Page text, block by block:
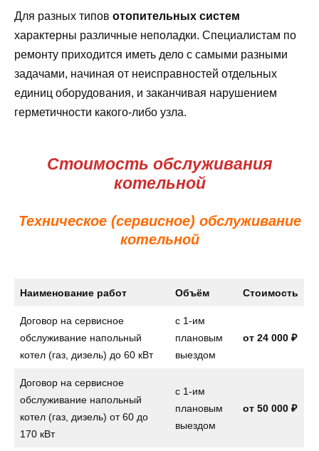
Для разных типов отопительных систем
характерны различные неполадки. Специалистам по
ремонту приходится иметь дело с самыми разными
задачами, начиная от неисправностей отдельных
единиц оборудования, и заканчивая нарушением
герметичности какого-либо узла.
Стоимость обслуживания
котельной
Техническое (сервисное) обслуживание
котельной
Наименование работ Объём Стоимость
Договор на сервисное
обслуживание напольный
котел (газ, дизель) до 60 кВт
с 1-им
плановым
выездом
от 24 000 ₽
Договор на сервисное
обслуживание напольный
котел (газ, дизель) от 60 до
170 кВт
с 1-им
плановым
выездом
от 50 000 ₽